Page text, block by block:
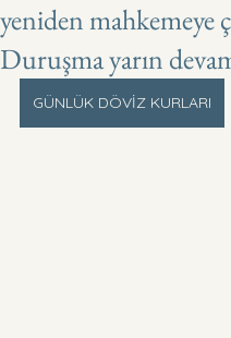
yeniden mahkemeye
Duruşma yarın
GÜNLÜK DÖVİZ KURLARI